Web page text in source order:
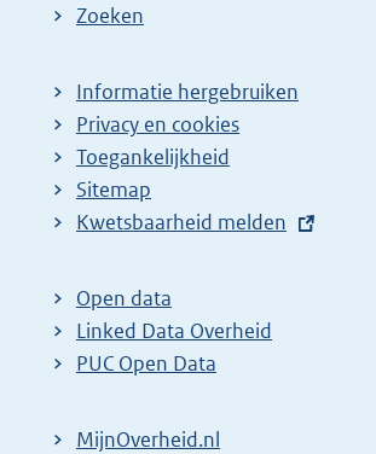
Zoeken
Informatie hergebruiken
Privacy en cookies
Toegankelijkheid
Sitemap
E
t
e
r
Kwetsbaarheid melden
Open data
Linked Data Overheid
PUC Open Data
MijnOverheid.nl